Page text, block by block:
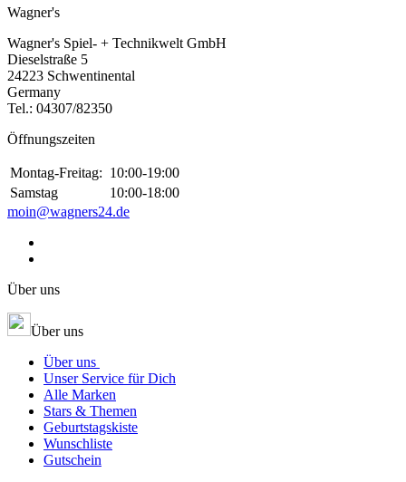
Wagner's
Wagner's Spiel- + Technikwelt GmbH
Dieselstraße 5
24223 Schwentinental
Germany
Tel.: 04307/82350
Öffnungszeiten
Montag-Freitag: 10:00-19:00
Samstag
10:00-18:00
moin@wagners24.de
Über uns
Über uns
Über uns
Unser Service für Dich
Alle Marken
Stars & Themen
Geburtstagskiste
Wunschliste
Gutschein